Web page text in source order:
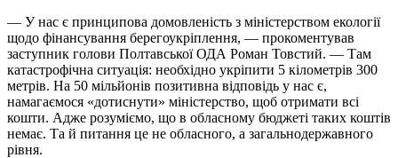
— У нас є принципова домовленість з міністерством екології
щодо фінансування берегоукріплення, — прокоментував
заступник голови Полтавської ОДА Роман Товстий. — Там
катастрофічна ситуація: необхідно укріпити 5 кілометрів 300
метрів. На 50 мільйонів позитивна відповідь у нас є,
намагаємося «дотиснути» міністерство, щоб отримати всі
кошти. Адже розуміємо, що в обласному бюджеті таких коштів
немає. Та й питання це не обласного, а загальнодержавного
рівня.